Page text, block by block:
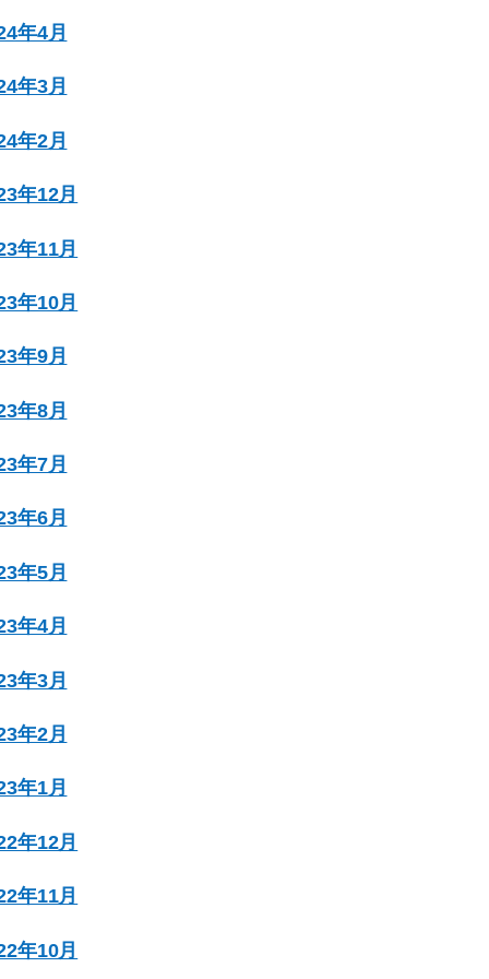
年4月
年3月
年2月
年12月
年11月
年10月
年9月
年8月
年7月
年6月
年5月
年4月
年3月
年2月
年1月
年12月
年11月
年10月